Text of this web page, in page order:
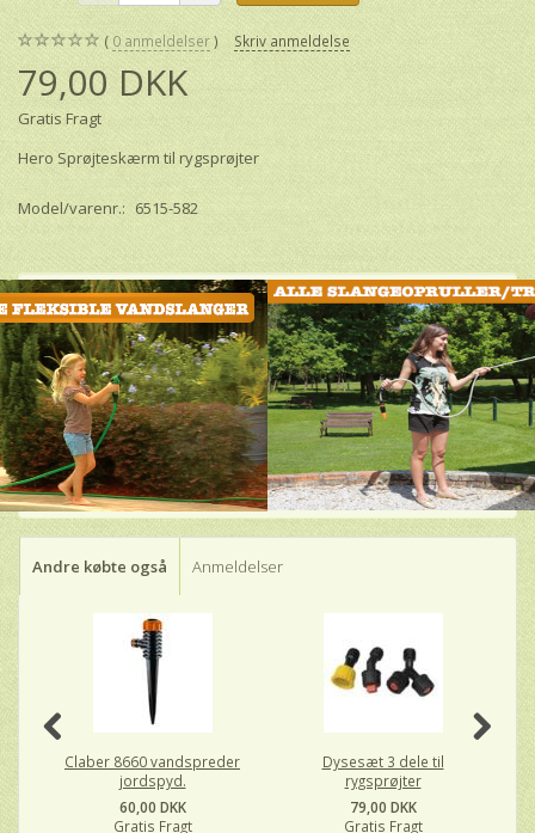
0 anmeldelser Skriv anmeldelse
79,00 DKK
Gratis Fragt
Hero Sprøjteskærm til rygsprøjter
Model/varenr.: 6515-582
Andre købte også Anmeldelser
Claber 8660 vandspreder
jordspyd.
60,00 DKK
Gratis Fragt
Dysesæt 3 dele til
rygsprøjter
79,00 DKK
Gratis Fragt